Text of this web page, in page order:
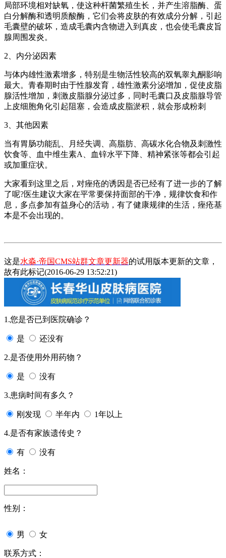
局部环境相对缺氧，使这种杆菌繁殖生长，并产生溶脂酶、蛋
白分解酶和透明质酸酶，它们会将皮肤的有效成分分解，引起
毛囊壁的破坏，造成毛囊内含物进入到真皮，也会使毛囊皮旨
腺周围发炎。
2、内分泌因素
与体内雄性激素增多，特别是生物活性较高的双氧睾丸酮影响
最大。青春期时由于性腺发育，雄性激素分泌增加，促使皮脂
腺活性增加，刺激皮脂腺分泌过多，同时毛囊口及皮脂腺导管
上皮细胞角化引起阻塞，会造成皮脂淤积，就会形成粉刺
3、其他因素
当有胃肠功能乱、月经失调、高脂肪、高碳水化合物及刺激性
饮食等、血中维生素A、血锌水平下降、精神紧张等都会引起
或加重症状。
大家看到这里之后，对痤疮的诱因是否已经有了进一步的了解
了呢?医生建议大家在平常要保持面部的干净，规律饮食和作
息，多点参加有益身心的活动，有了健康规律的生活，痤疮基
本是不会出现的。
这是水淼·帝国CMS站群文章更新器的试用版本更新的文章，
故有此标记(2016-06-29 13:52:21)
1.您是否已到医院确诊？
是 还没有
2.是否使用外用药物？
是 没有
3.患病时间有多久？
刚发现 半年内 1年以上
4.是否有家族遗传史？
有 没有
姓名：
性别：
男 女
联系方式：